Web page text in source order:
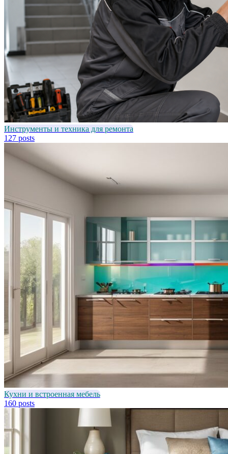
Инструменты и техника для ремонта
127 posts
Кухни и встроенная мебель
160 posts